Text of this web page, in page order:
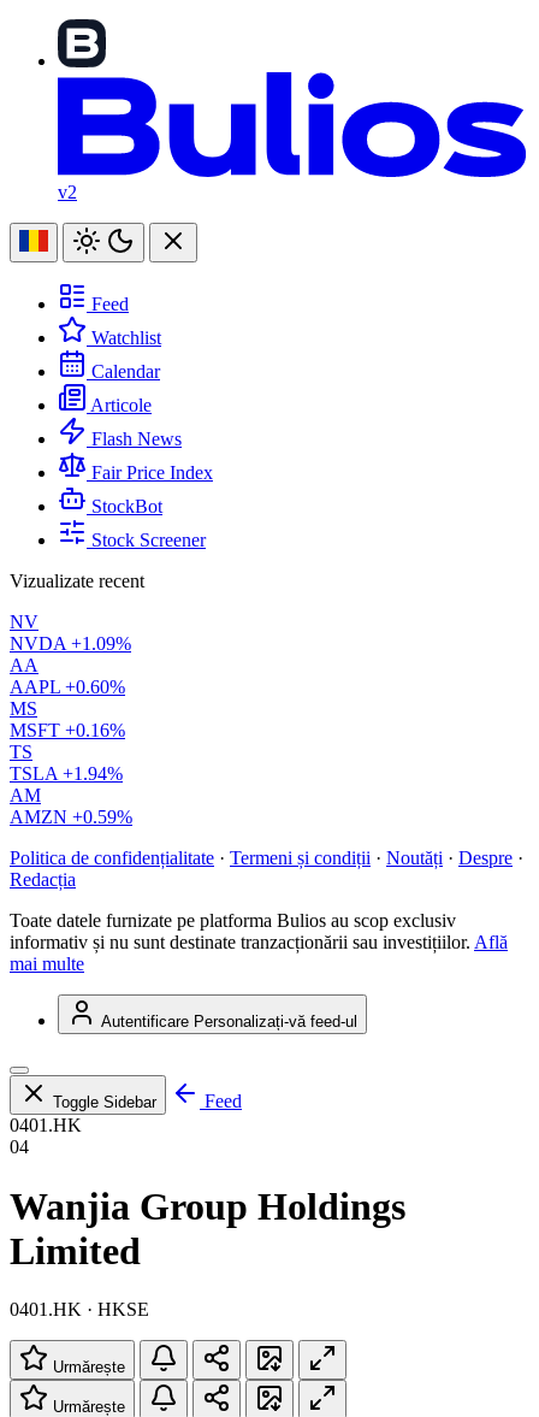
v2
Feed
Watchlist
Calendar
Articole
Flash News
Fair Price Index
StockBot
Stock Screener
Vizualizate recent
NV
NVDA +1.09%
AA
AAPL +0.60%
MS
MSFT +0.16%
TS
TSLA +1.94%
AM
AMZN +0.59%
Politica de confidențialitate · Termeni și condiții · Noutăți · Despre ·
Redacția
Toate datele furnizate pe platforma Bulios au scop exclusiv
informativ și nu sunt destinate tranzacționării sau investițiilor. Află
mai multe
Autentificare Personalizați-vă feed-ul
Toggle Sidebar
Feed
0401.HK
04
Wanjia Group Holdings
Limited
0401.HK · HKSE
Urmărește
Urmărește